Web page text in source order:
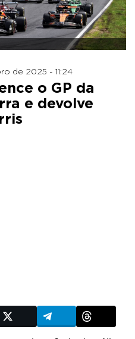
de 2025 - 11:24
o GP da
e devolve